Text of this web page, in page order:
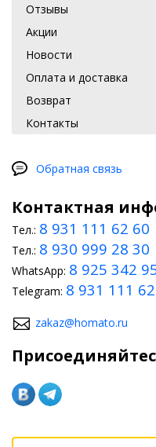
Отзывы
Акции
Новости
Оплата и доставка
Возврат
Контакты
Обратная связь
Контактная
Тел.: 8 931 111 62 60
Тел.: 8 930 999 28 30
WhatsApp: 8 925 342
Telegram: 8 931 111
zakaz@homato.ru